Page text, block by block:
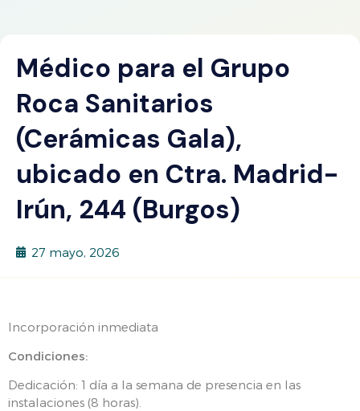
Médico para el Grupo
Roca Sanitarios
(Cerámicas Gala),
ubicado en Ctra. Madrid-
Irún, 244 (Burgos)
27 mayo, 2026
Incorporación inmediata
Condiciones:
Dedicación: 1 día a la semana de presencia en las
instalaciones (8 horas).